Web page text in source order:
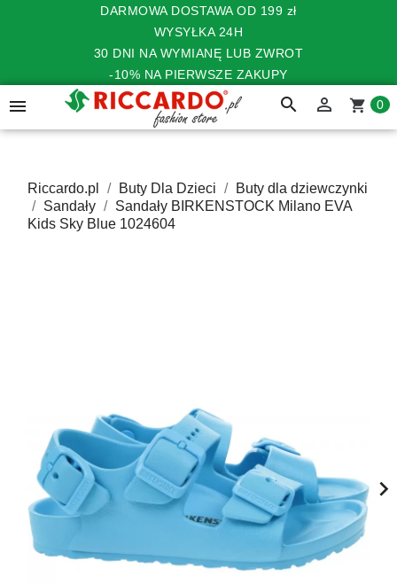
DARMOWA DOSTAWA OD 199 zł
WYSYŁKA 24H
30 DNI NA WYMIANĘ LUB ZWROT
-10% NA PIERWSZE ZAKUPY
 search  shopping_cart 0
Riccardo.pl Buty Dla Dzieci
Buty dla dziewczynki
Sandały
Sandały BIRKENSTOCK Milano EVA
Kids Sky Blue 1024604
